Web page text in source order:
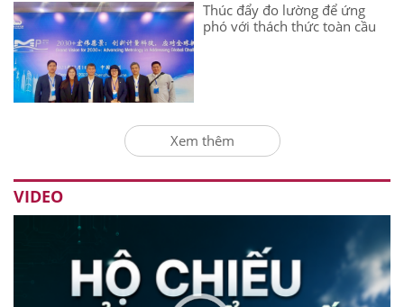
Thúc đẩy đo lường để ứng
phó với thách thức toàn cầu
Xem thêm
VIDEO